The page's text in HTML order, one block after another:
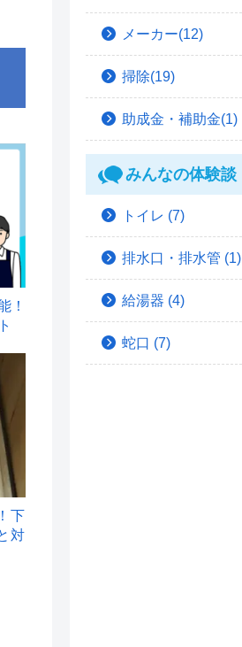
！
下
対
メーカー(12)
掃除(19)
助成金・補助金(1)
みんなの体験談
トイレ (7)
排水口・排水管 (1)
給湯器 (4)
蛇口 (7)